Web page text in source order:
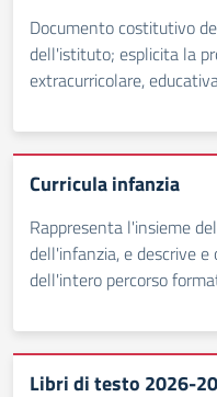
Documento costitutivo
dell'istituto; esplicita la
extracurricolare,
Curricula infanzia
Rappresenta l'insieme
dell'infanzia, e descrive
dell'intero percorso
Libri di testo 2026-